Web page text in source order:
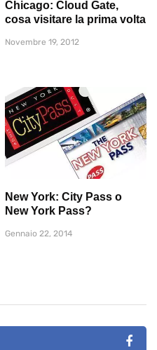
Chicago: Cloud Gate,
cosa visitare la prima volta
Novembre 19, 2012
New York: City Pass o
New York Pass?
Gennaio 22, 2014